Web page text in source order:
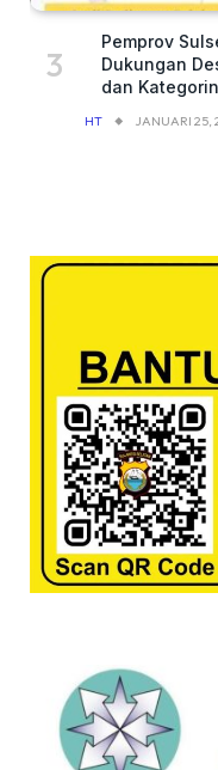
Pemprov
Dukungan
dan
HT JANUARI 25,